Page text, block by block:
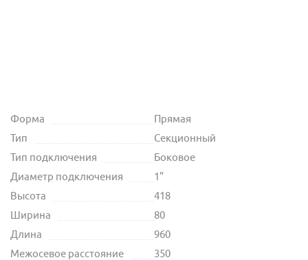
Форма
Прямая
Тип
Секционный
Тип подключения
Боковое
Диаметр подключения
1"
Высота
418
Ширина
80
Длина
960
Межосевое расстояние
350